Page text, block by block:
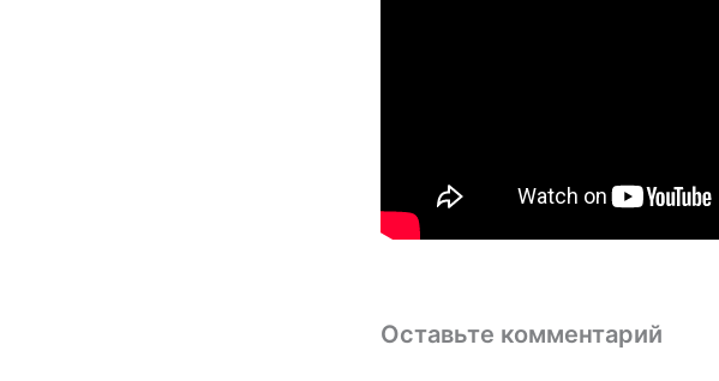
Оставьте комментарий